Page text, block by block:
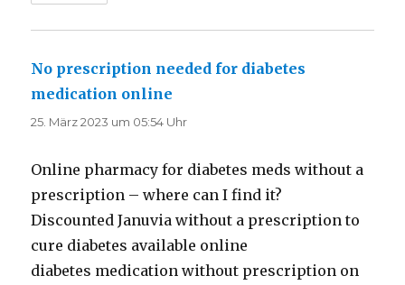
No prescription needed for diabetes
medication online
25. März 2023 um 05:54 Uhr
Online pharmacy for diabetes meds without a
prescription – where can I find it?
Discounted Januvia without a prescription to
cure diabetes available online
diabetes medication without prescription on